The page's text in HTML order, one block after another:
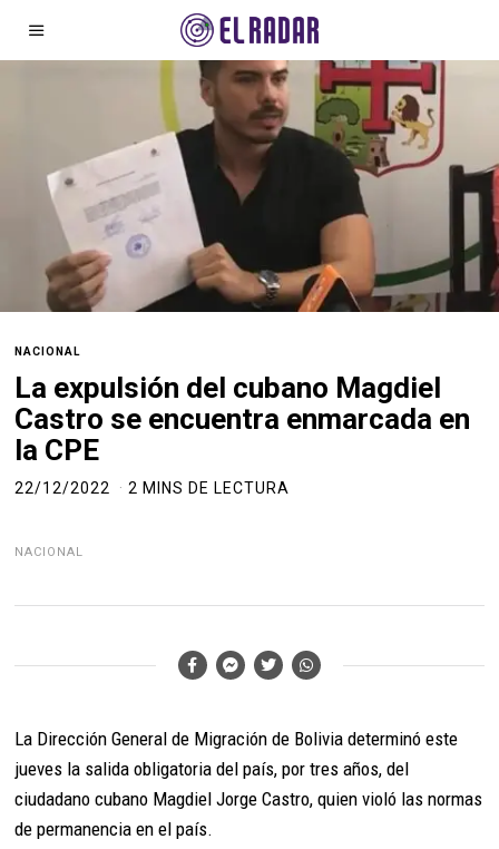
NACIONAL
La expulsión del cubano Magdiel
Castro se encuentra enmarcada en
la CPE
22/12/2022 2 MINS DE LECTURA
NACIONAL
La Dirección General de Migración de Bolivia determinó este
jueves la salida obligatoria del país, por tres años, del
ciudadano cubano Magdiel Jorge Castro, quien violó las normas
de permanencia en el país.